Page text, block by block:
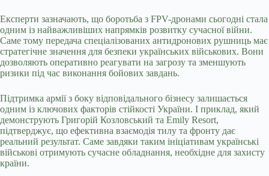
Експерти зазначають, що боротьба з FPV-дронами сьогодні стала
одним із найважливіших напрямків розвитку сучасної війни.
Саме тому передача спеціалізованих антидронових рушниць має
стратегічне значення для безпеки українських військових. Вони
дозволяють оперативно реагувати на загрозу та зменшують
ризики під час виконання бойових завдань.
Підтримка армії з боку відповідального бізнесу залишається
одним із ключових факторів стійкості України. І приклад, який
демонструють Григорій Козловський та Emily Resort,
підтверджує, що ефективна взаємодія тилу та фронту дає
реальний результат. Саме завдяки таким ініціативам українські
військові отримують сучасне обладнання, необхідне для захисту
країни.